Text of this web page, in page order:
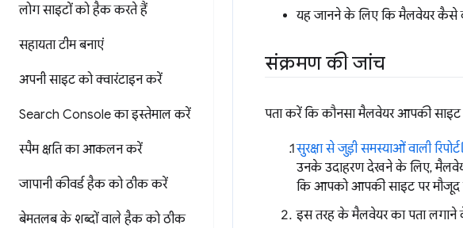
लोग साइटों को हैक करते हैं
सहायता टीम बनाएं
अपनी साइट को क्वारंटाइन करें
Search Console का इस्तेमाल करें
स्पैम क्षति का आकलन करें
जापानी कीवर्ड हैक को ठीक करें
बेमतलब के शब्दों वाले हैक को ठीक
यह जानने के लिए कि मैलवेयर कैसे
संक्रमण की जांच
पता करें कि कौनसा मैलवेयर आपकी साइट
सुरक्षा से जुड़ी समस्याओं वाली रिपोर्ट
उनके उदाहरण देखने के लिए, मैलवेयर
कि आपको आपकी साइट पर मौजूद
इस तरह के मैलवेयर का पता लगाने